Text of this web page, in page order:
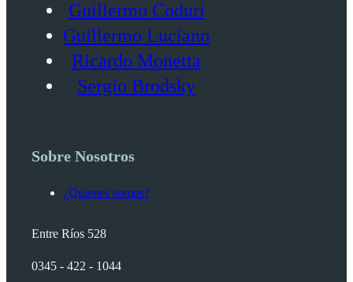
Guillermo Coduri
Guillermo Luciano
Ricardo Monetta
Sergio Brodsky
Sobre Nosotros
¿Quienes somos?
Entre Ríos 528
0345 - 422 - 1044